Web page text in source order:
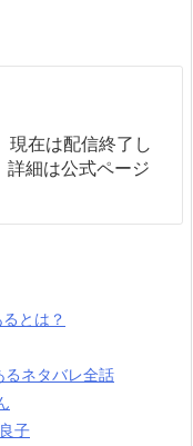
在は配信終了し
詳細は公式ページ
とは？
るネタバレ全話
子